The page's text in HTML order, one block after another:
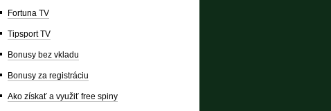
Fortuna TV
Tipsport TV
Bonusy bez vkladu
Bonusy za registráciu
Ako získať a využiť free spiny